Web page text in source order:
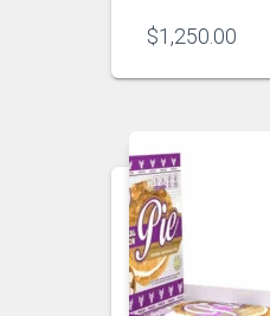
$1,250.00